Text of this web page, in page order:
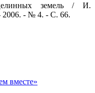
земель / И.
- № 4. - С. 66.
вместе»